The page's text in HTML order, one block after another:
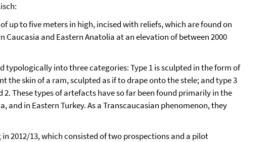
up to five meters in high, incised with reliefs, which are found on
Caucasia and Eastern Anatolia at an elevation of between 2000
typologically into three categories: Type 1 is sculpted in the form of
the skin of a ram, sculpted as if to drape onto the stele; and type 3
2. These types of artefacts have so far been found primarily in the
and in Eastern Turkey. As a Transcaucasian phenomenon, they
in 2012/13, which consisted of two prospections and a pilot